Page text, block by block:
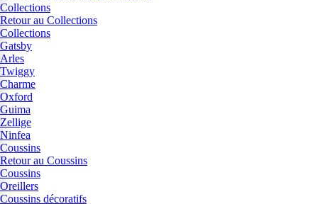
Collections
Retour au Collections
Collections
Gatsby
Arles
Twiggy
Charme
Oxford
Guima
Zellige
Ninfea
Coussins
Retour au Coussins
Coussins
Oreillers
Coussins décoratifs